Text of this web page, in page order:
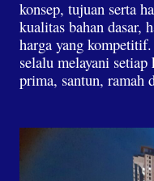
konsep, tujuan serta
kualitas bahan dasar,
harga yang
selalu melayani setiap
prima, santun, ramah